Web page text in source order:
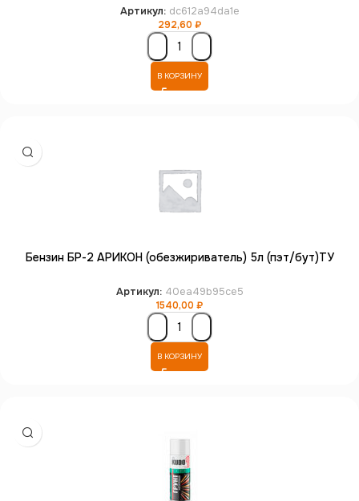
Артикул: dc612a94da1e
292,60₽
В КОРЗИНУ
Бензин БР-2 АРИКОН (обезжириватель) 5л (пэт/бут)ТУ
Артикул: 40ea49b95ce5
1540,00₽
В КОРЗИНУ